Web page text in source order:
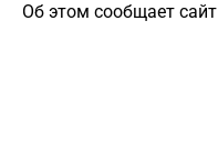
Об этом сообщает сайт